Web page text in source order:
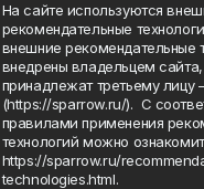
На сайте используются
рекомендательные
внешние рекомендательные
внедрены владельцем
принадлежат третьему
(https://sparrow.ru/). С
правилами применения
технологий можно
https://sparrow.ru/
technologies.html.